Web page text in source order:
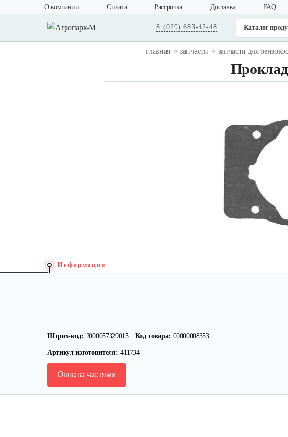
О компании Оплата Рассрочка Доставка FAQ
8 (029) 683-42-48 Каталог
главная запчасти запчасти для бензокос
Информация
Штрих-код: 2000057329015 Код товара: 00000008353
Артикул изготовителя: 411734
Оплата частями